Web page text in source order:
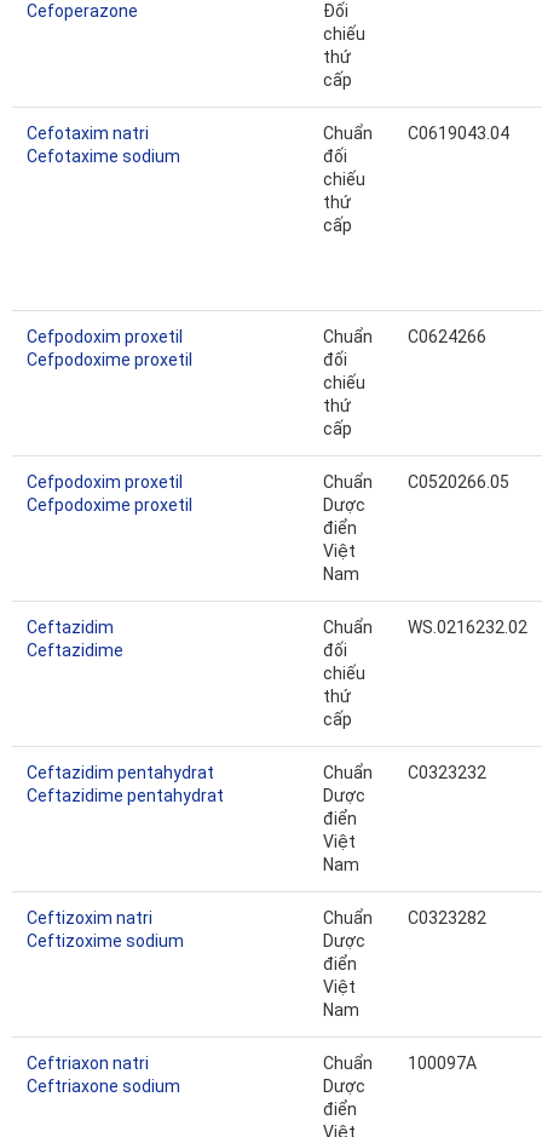
Cefoperazone
Đối
chiếu
thứ
cấp
Cefotaxim natri
Cefotaxime sodium
Chuẩn
đối
chiếu
thứ
cấp
C0619043.04
Cefpodoxim proxetil
Cefpodoxime proxetil
Chuẩn
đối
chiếu
thứ
cấp
C0624266
Cefpodoxim proxetil
Cefpodoxime proxetil
Chuẩn
Dược
điển
Việt
Nam
C0520266.05
Ceftazidim
Ceftazidime
Chuẩn
đối
chiếu
thứ
cấp
WS.0216232.02
Ceftazidim pentahydrat
Ceftazidime pentahydrat
Chuẩn
Dược
điển
Việt
Nam
C0323232
Ceftizoxim natri
Ceftizoxime sodium
Chuẩn
Dược
điển
Việt
Nam
C0323282
Ceftriaxon natri
Ceftriaxone sodium
Chuẩn
Dược
điển
Việt
100097A